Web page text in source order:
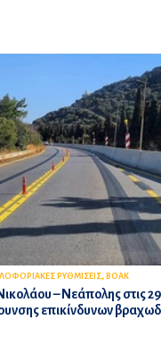
ΡΥΘΜΙΣΕΙΣ, ΒΟΑΚ
– Νεάπολης στις 29
επικίνδυνων